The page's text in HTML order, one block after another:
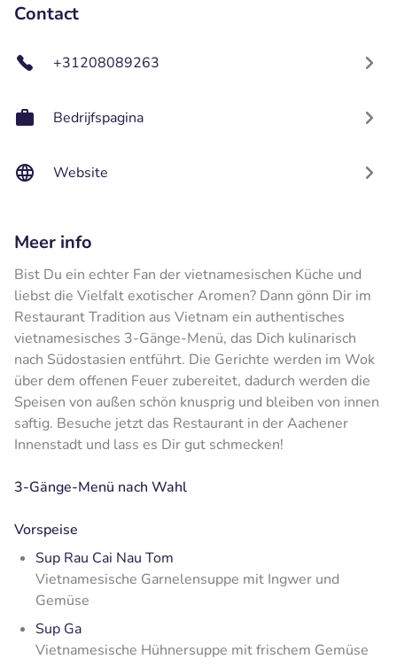
Contact
+31208089263
Bedrijfspagina
Website
Meer info
Bist Du ein echter Fan der vietnamesischen Küche und
liebst die Vielfalt exotischer Aromen? Dann gönn Dir im
Restaurant Tradition aus Vietnam ein authentisches
vietnamesisches 3-Gänge-Menü, das Dich kulinarisch
nach Südostasien entführt. Die Gerichte werden im Wok
über dem offenen Feuer zubereitet, dadurch werden die
Speisen von außen schön knusprig und bleiben von innen
saftig. Besuche jetzt das Restaurant in der Aachener
Innenstadt und lass es Dir gut schmecken!
3-Gänge-Menü nach Wahl
Vorspeise
Sup Rau Cai Nau Tom
Vietnamesische Garnelensuppe mit Ingwer und
Gemüse
Sup Ga
Vietnamesische Hühnersuppe mit frischem Gemüse